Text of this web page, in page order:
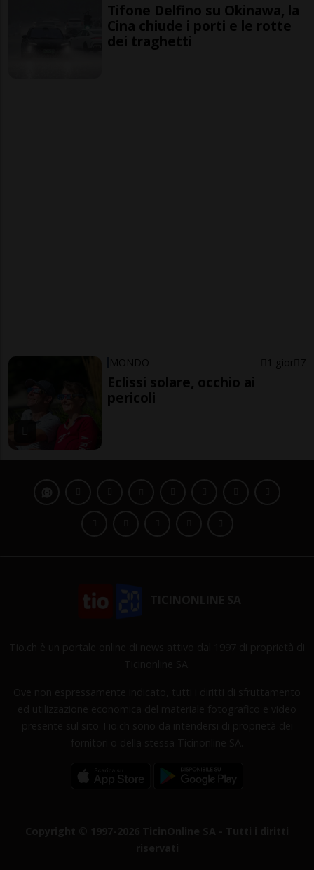
Tifone Delfino su Okinawa, la
Cina chiude i porti e le rotte
dei traghetti
MONDO 1 gior 7
Eclissi solare, occhio ai
pericoli